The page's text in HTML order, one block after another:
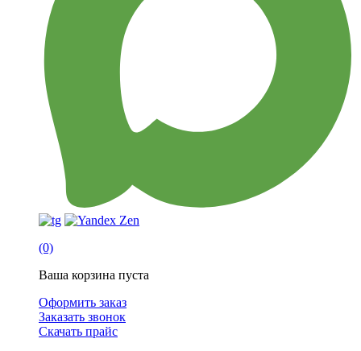
(0)
Ваша корзина пуста
Оформить заказ
Заказать звонок
Скачать прайс